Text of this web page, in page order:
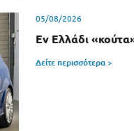
05/08/2026
Εν Ελλάδι
Δείτε περισσότερα >